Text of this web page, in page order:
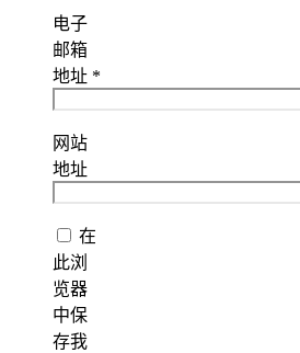
电子
邮箱
地址 *
网站
地址
在
此浏
览器
中保
存我